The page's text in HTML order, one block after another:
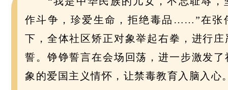
作斗争，珍爱生命，拒绝毒品……”在张
下，全体社区矫正对象举起右拳，进行庄
誓。铮铮誓言在会场回荡，进一步激发了
象的爱国主义情怀，让禁毒教育入脑入心